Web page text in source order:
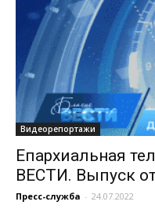
Видеорепортажи
Епархиальная
ВЕСТИ. Выпуск
Пресс-служба - 24.07.2022